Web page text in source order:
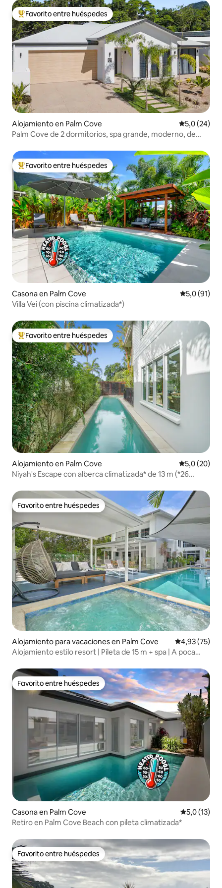
Favorito entre los huéspedes más destacados
Favorito entre huéspedes
Alojamiento en Palm Cove Calificación
5,0 (24)
Palm Cove de 2 dormitorios, spa grande, moderno, de
Favorito entre los huéspedes más destacados
Favorito entre huéspedes
Casona en Palm Cove Calificación
5,0 (91)
Villa Vei (con piscina climatizada*)
Favorito entre los huéspedes más destacados
Favorito entre huéspedes
Alojamiento en Palm Cove Calificación
5,0 (20)
Niyah's Escape con alberca climatizada* de 13 m (*26
Favorito entre huéspedes
Favorito entre huéspedes
Alojamiento para vacaciones en Palm Cove Calificación
4,93 (75)
Alojamiento estilo resort | Pileta de 15 m + spa | A poca
Favorito entre huéspedes
Favorito entre huéspedes
Casona en Palm Cove Calificación
5,0 (13)
Retiro en Palm Cove Beach con pileta climatizada*
Favorito entre huéspedes
Favorito entre huéspedes